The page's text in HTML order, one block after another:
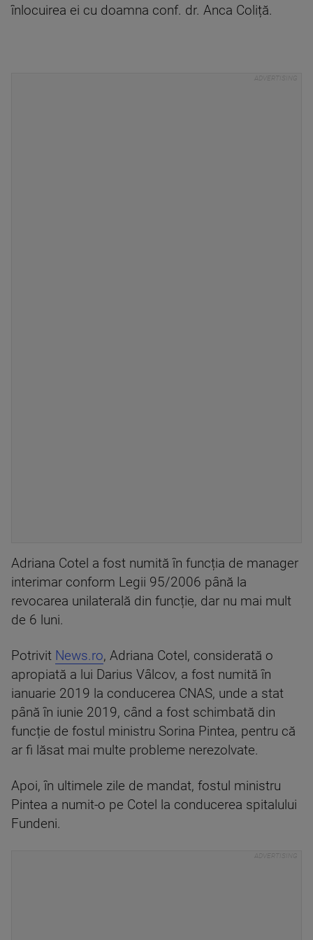
înlocuirea ei cu doamna conf. dr. Anca Coliță.
Adriana Cotel a fost numită în funcția de manager
interimar conform Legii 95/2006 până la
revocarea unilaterală din funcție, dar nu mai mult
de 6 luni.
Potrivit News.ro, Adriana Cotel, considerată o
apropiată a lui Darius Vâlcov, a fost numită în
ianuarie 2019 la conducerea CNAS, unde a stat
până în iunie 2019, când a fost schimbată din
funcție de fostul ministru Sorina Pintea, pentru că
ar fi lăsat mai multe probleme nerezolvate.
Apoi, în ultimele zile de mandat, fostul ministru
Pintea a numit-o pe Cotel la conducerea spitalului
Fundeni.